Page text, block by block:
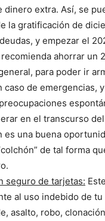
dinero extra. Así, se
la gratificación de
y empezar el
recomienda ahorrar un
para poder ir
caso de emergencias,
en el transcurso
es una buena
de tal forma
seguro de tarjetas:
al uso indebido de tu
asalto, robo,